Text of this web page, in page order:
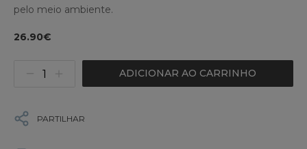
pelo meio ambiente.
26.90€
ADICIONAR AO CARRINHO
PARTILHAR